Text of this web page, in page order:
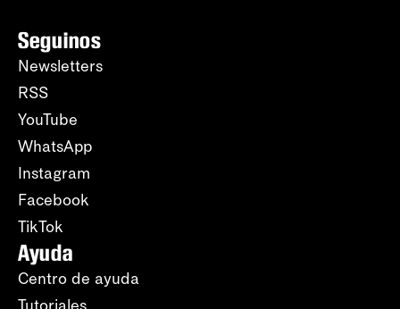
Seguinos
Newsletters
RSS
YouTube
WhatsApp
Instagram
Facebook
TikTok
Ayuda
Centro de ayuda